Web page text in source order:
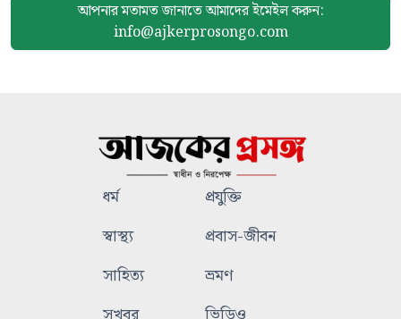
আপনার মতামত জানাতে আমাদেরইমেইল করুন:
info@ajkerprosongo.com
ধর্ম
প্রযুক্তি
স্বাস্থ্য
প্রবাস-জীবন
সাহিত্য
ভ্রমণ